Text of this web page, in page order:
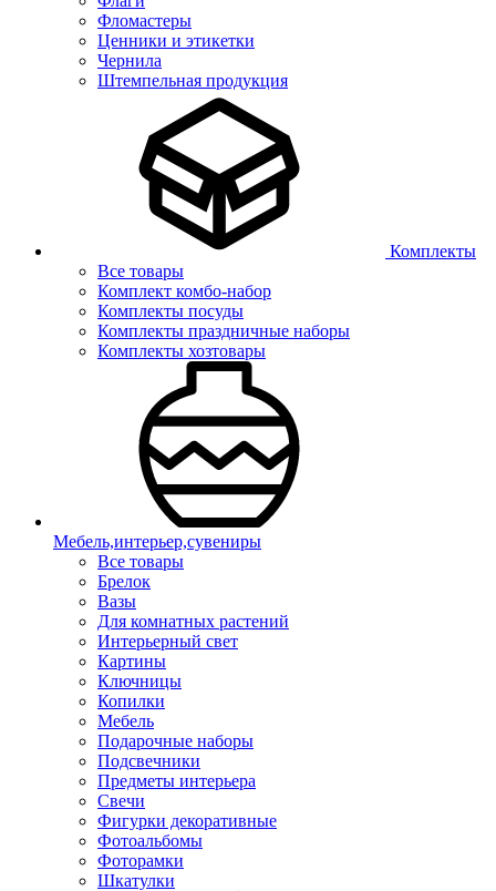
Фломастеры
Ценники и этикетки
Чернила
Штемпельная продукция
Комплекты
Все товары
Комплект комбо-набор
Комплекты посуды
Комплекты праздничные наборы
Комплекты хозтовары
Мебель,интерьер,сувениры
Все товары
Брелок
Вазы
Для комнатных растений
Интерьерный свет
Картины
Ключницы
Копилки
Мебель
Подарочные наборы
Подсвечники
Предметы интерьера
Свечи
Фигурки декоративные
Фотоальбомы
Фоторамки
Шкатулки